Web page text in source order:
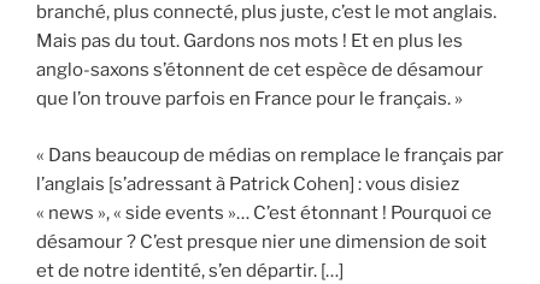
branché, plus connecté, plus juste, c’est le mot anglais.
Mais pas du tout. Gardons nos mots ! Et en plus les
anglo-saxons s’étonnent de cet espèce de désamour
que l’on trouve parfois en France pour le français. »
« Dans beaucoup de médias on remplace le français par
l’anglais [s’adressant à Patrick Cohen] : vous disiez
« news », « side events »… C’est étonnant ! Pourquoi ce
désamour ? C’est presque nier une dimension de soit
et de notre identité, s’en départir. […]